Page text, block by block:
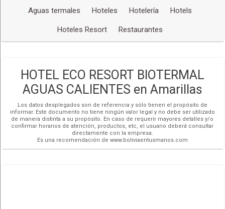
Aguas termales Hoteles Hotelería Hotels
Hoteles Resort Restaurantes
HOTEL ECO RESORT BIOTERMAL
AGUAS CALIENTES en Amarillas
Los datos desplegados son de referencia y sólo tienen el propósito de
informar. Este documento no tiene ningún valor legal y no debe ser utilizado
de manera distinta a su propósito. En caso de requerir mayores detalles y/o
confirmar horarios de atención, productos, etc, el usuario deberá consultar
directamente con la empresa.
Es una recomendación de www.boliviaentusmanos.com